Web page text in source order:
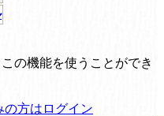
の機能を使うことができ
の方はログイン